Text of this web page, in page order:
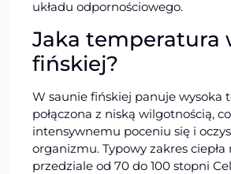
układu odpornościowego.
Jaka temperatura
fińskiej?
W saunie fińskiej panuje wysoka
połączona z niską wilgotnością,
intensywnemu poceniu się i
organizmu. Typowy zakres ciepła
przedziale od 70 do 100 stopni